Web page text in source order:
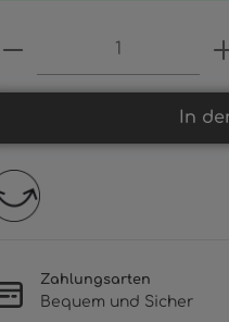
Produkt Anzahl:
In
Zahlungsarten
Bequem und Sicher